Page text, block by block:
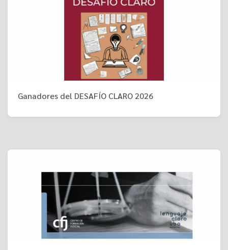
Ganadores del DESAFÍO CLARO 2026